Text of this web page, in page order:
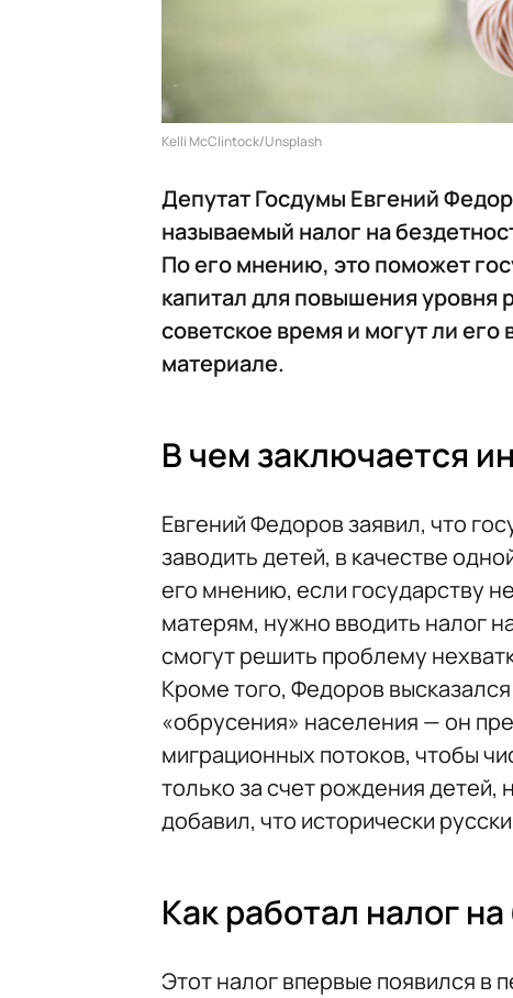
Kelli McClintock/Unsplash
Депутат Госдумы Евгений
называемый налог на
По его мнению, это поможет
капитал для повышения уровня
советское время и могут ли
материале.
В чем заключается
Евгений Федоров заявил, что
заводить детей, в качестве
его мнению, если государству
матерям, нужно вводить налог
смогут решить проблему
Кроме того, Федоров
«обрусения» населения — он
миграционных потоков, чтобы
только за счет рождения детей,
добавил, что исторически
Как работал налог
Этот налог впервые появился в